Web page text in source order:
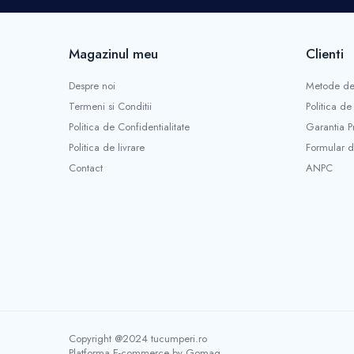
Unelte pentru gradinarit
Sape si sapaligi
Coase, seceri si cosoare
Magazinul meu
Despre noi
Termeni si Conditii
Politica de Confidentialitate
Politica de livrare
Contact
Clienti
Metode
Politica de
Garantia
Formular
ANPC
Copyright @2024 tucumperi.ro